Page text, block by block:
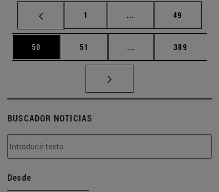
Página
1 ... Páginas intermedias
Página
49
Página
50 Página
51 ... Páginas intermedias
Página
389
BUSCADOR NOTICIAS
Desde